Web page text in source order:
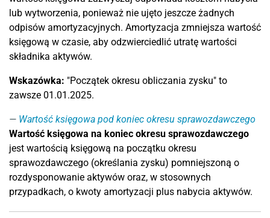
lub wytworzenia, ponieważ nie ujęto jeszcze żadnych
odpisów amortyzacyjnych. Amortyzacja zmniejsza wartość
księgową w czasie, aby odzwierciedlić utratę wartości
składnika aktywów.
Wskazówka: "Początek okresu obliczania zysku" to
zawsze 01.01.2025.
Wartość księgowa pod koniec okresu sprawozdawczego
Wartość księgowa na koniec okresu sprawozdawczego
jest wartością księgową na początku okresu
sprawozdawczego (określania zysku) pomniejszoną o
rozdysponowanie aktywów oraz, w stosownych
przypadkach, o kwoty amortyzacji plus nabycia aktywów.